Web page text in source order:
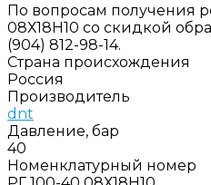
По вопросам получения
08Х18Н10 со скидкой
(904) 812-98-14.
Страна происхождения
Россия
Производитель
dnt
Давление, бар
40
Номенклатурный номер